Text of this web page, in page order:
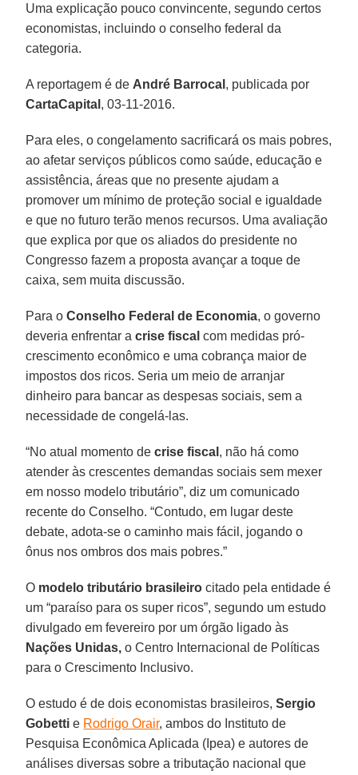
Uma explicação pouco convincente, segundo certos
economistas, incluindo o conselho federal da
categoria.
A reportagem é de André Barrocal , publicada por
CartaCapital , 03-11-2016.
Para eles, o congelamento sacrificará os mais pobres,
ao afetar serviços públicos como saúde, educação e
assistência, áreas que no presente ajudam a
promover um mínimo de proteção social e igualdade
e que no futuro terão menos recursos. Uma avaliação
que explica por que os aliados do presidente no
Congresso fazem a proposta avançar a toque de
caixa, sem muita discussão.
Para oConselho Federal de Economia, o governo
deveria enfrentar acrise fiscal com medidas pró-
crescimento econômico e uma cobrança maior de
impostos dos ricos. Seria um meio de arranjar
dinheiro para bancar as despesas sociais, sem a
necessidade de congelá-las.
“No atual momento decrise fiscal , não há como
atender às crescentes demandas sociais sem mexer
em nosso modelo tributário”, diz um comunicado
recente do Conselho. “Contudo, em lugar deste
debate, adota-se o caminho mais fácil, jogando o
ônus nos ombros dos mais pobres.”
O modelo tributário brasileiro citado pela entidade é
um “paraíso para os super ricos”, segundo um estudo
divulgado em fevereiro por um órgão ligado às
Nações Unidas, o Centro Internacional de Políticas
para o Crescimento Inclusivo.
O estudo é de dois economistas brasileiros,Sergio
Gobetti e Rodrigo Orair, ambos do Instituto de
Pesquisa Econômica Aplicada (Ipea) e autores de
análises diversas sobre a tributação nacional que